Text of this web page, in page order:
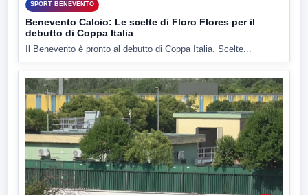
SPORT BENEVENTO
Benevento Calcio: Le scelte di Floro Flores per il
debutto di Coppa Italia
Il Benevento è pronto al debutto di Coppa Italia. Scelte...